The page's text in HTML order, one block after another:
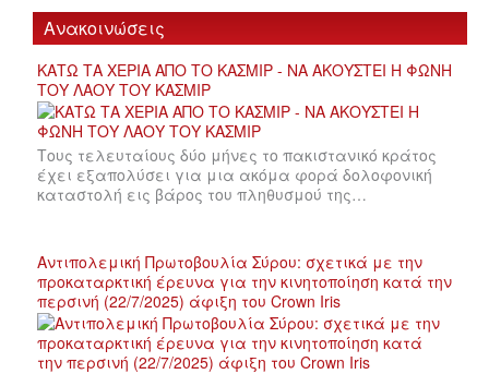
Ανακοινώσεις
ΚΑΤΩ ΤΑ ΧΕΡΙΑ ΑΠΟ ΤΟ ΚΑΣΜΙΡ - ΝΑ ΑΚΟΥΣΤΕΙ Η ΦΩΝΗ
ΤΟΥ ΛΑΟΥ ΤΟΥ ΚΑΣΜΙΡ
Τους τελευταίους δύο μήνες το πακιστανικό κράτος
έχει εξαπολύσει για μια ακόμα φορά δολοφονική
καταστολή εις βάρος του πληθυσμού της…
Αντιπολεμική Πρωτοβουλία Σύρου: σχετικά με την
προκαταρκτική έρευνα για την κινητοποίηση κατά την
περσινή (22/7/2025) άφιξη του Crown Iris